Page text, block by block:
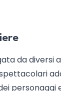
da diversi
personaggi